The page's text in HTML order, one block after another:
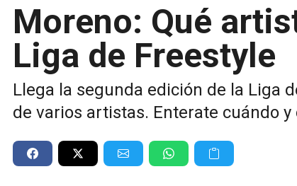
Moreno: Qué
Liga de Freestyle
Llega la segunda edición de la Liga
de varios artistas. Enterate cuándo